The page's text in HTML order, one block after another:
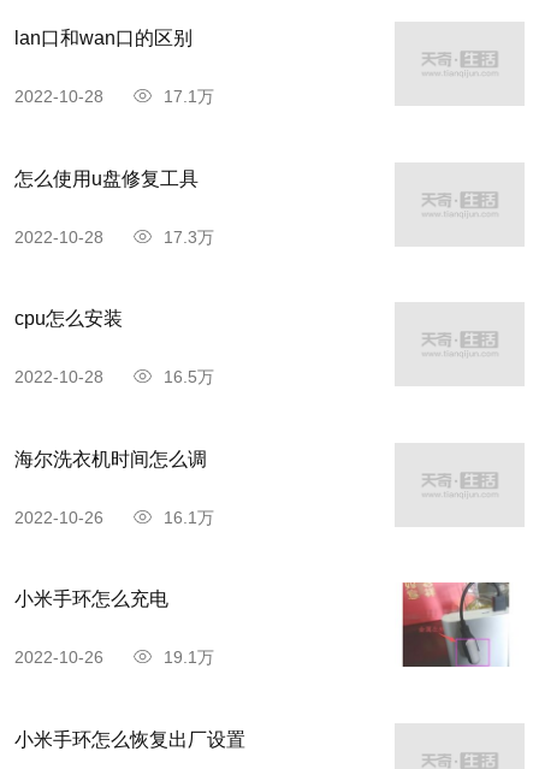
lan口和wan口的区别
2022-10-28 17.1万
怎么使用u盘修复工具
2022-10-28 17.3万
cpu怎么安装
2022-10-28 16.5万
海尔洗衣机时间怎么调
2022-10-26 16.1万
小米手环怎么充电
2022-10-26 19.1万
小米手环怎么恢复出厂设置